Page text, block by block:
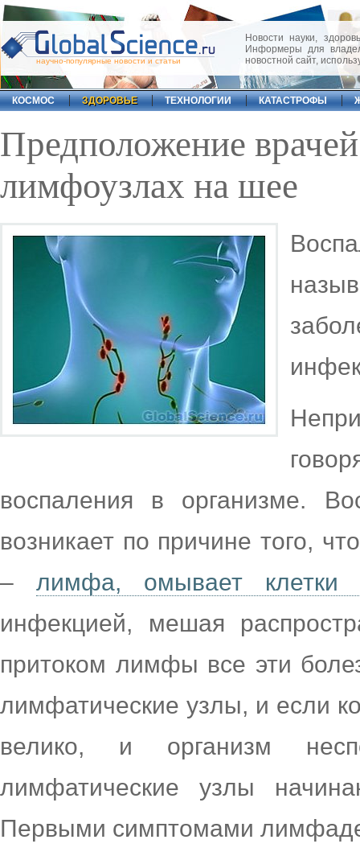
научно-популярные новости и статьи
Новости науки,
Информеры для
новостной сайт,
КОСМОС ЗДОРОВЬЕ ТЕХНОЛОГИИ КАТАСТРОФЫ
Предположение
лимфоузлах на шее
воспаления в организме.
возникает по причине того,
– лимфа, омывает клетки
инфекцией, мешая
притоком лимфы все эти
лимфатические узлы, и если
велико, и организм
лимфатические узлы
Первыми симптомами